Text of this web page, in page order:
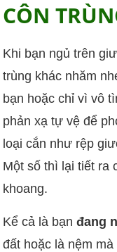
CÔN
Khi bạn ngủ trên
trùng khác nhăm
bạn hoặc chỉ vì vô
phản xạ tự vệ để
loại cắn như rệp
Một số thì lại tiết ra
khoang.
Kể cả là bạnđang
đất hoặc là nệm mà